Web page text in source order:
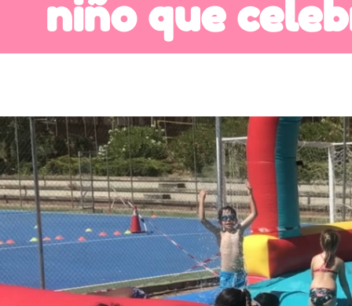
niño que